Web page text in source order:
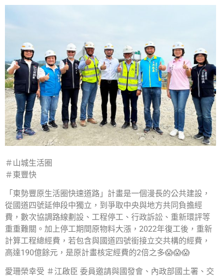
＃山城生活圈
＃東豐快
「東勢豐原生活圈快速道路」計畫是一個漫長的公共建設，
從國道四號延伸段中獨立，到爭取中央與地方共同負擔經
費，數次協調路線劃設、工程停工、行政訴訟、重新環評等
重重難關。加上停工期間原物料大漲，2022年復工後，重新
計算工程總經費，若包含與國道四號銜接立交共構的經費，
高達190億餘元，是原計畫核定經費的2倍之多😱😱😱
愛珊榮幸受 ＃江啟臣 委員邀請與國發會、內政部國土署、交